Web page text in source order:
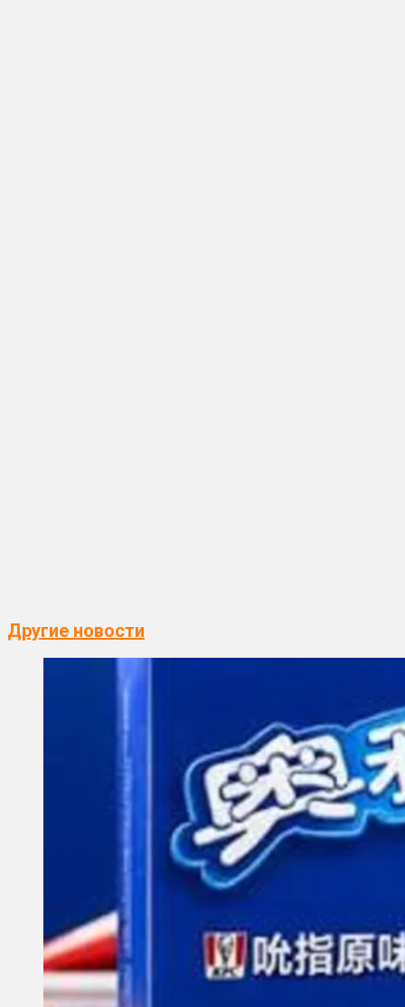
Другие новости